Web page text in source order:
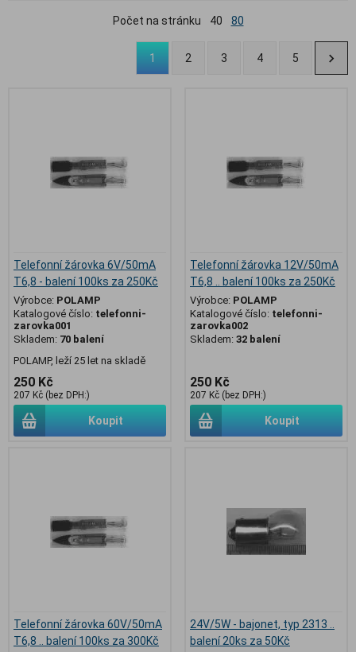
Počet na stránku 40 80
1 2 3 4 5
Telefonní žárovka 6V/50mA
T6,8 - balení 100ks za 250Kč
Výrobce: POLAMP
Katalogové číslo: telefonni-
zarovka001
Skladem: 70 balení
POLAMP, leží 25 let na skladě
250 Kč
207 Kč (bez DPH:)
Koupit
Telefonní žárovka 12V/50mA
T6,8 .. balení 100ks za 250Kč
Výrobce: POLAMP
Katalogové číslo: telefonni-
zarovka002
Skladem: 32 balení
250 Kč
207 Kč (bez DPH:)
Koupit
Telefonní žárovka 60V/50mA
T6,8 .. balení 100ks za 300Kč
24V/5W - bajonet, typ 2313 ..
balení 20ks za 50Kč